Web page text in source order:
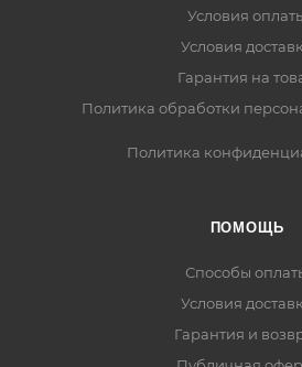
Условия
Условия
Гарантия на
Политика обработки
Политика
ПОМОЩЬ
Способы
Условия
Гарантия и